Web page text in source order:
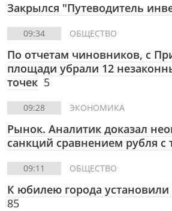
Закрылся "Путеводитель
09:34 ОБЩЕСТВО
По отчетам чиновников, с
площади убрали 12
точек 5
09:28 ЭКОНОМИКА
Рынок. Аналитик доказал
санкций сравнением рубля с
09:11 ОБЩЕСТВО
К юбилею города установили
85